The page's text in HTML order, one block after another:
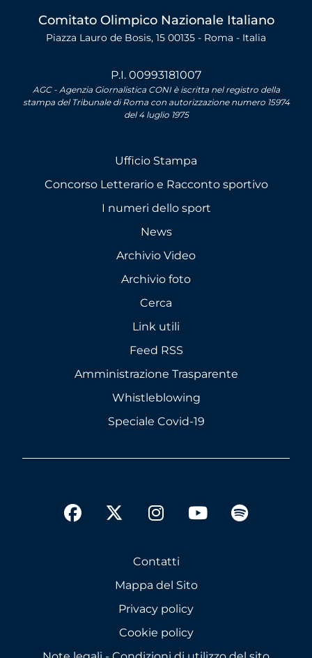
Comitato Olimpico Nazionale Italiano
Piazza Lauro de Bosis, 15 00135 - Roma - Italia
P.I. 00993181007
AGC - Agenzia Giornalistica CONI è iscritta nel registro della
stampa del Tribunale di Roma con autorizzazione numero 15974
del 4 luglio 1975
Ufficio Stampa
Concorso Letterario e Racconto sportivo
I numeri dello sport
News
Archivio Video
Archivio foto
Cerca
Link utili
Feed RSS
Amministrazione Trasparente
Whistleblowing
Speciale Covid-19
facebookinstagram
youtubespotify
Contatti
Mappa del Sito
Privacy policy
Cookie policy